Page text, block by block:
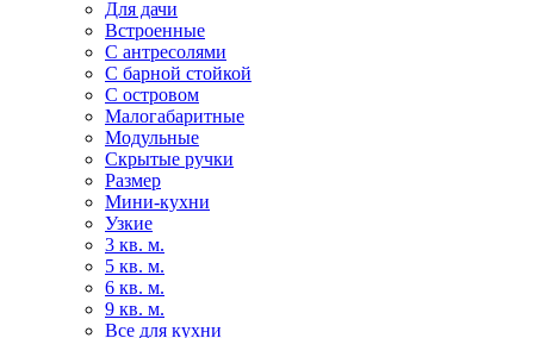
Для дачи
Встроенные
С антресолями
С барной стойкой
С островом
Малогабаритные
Модульные
Скрытые ручки
Размер
Мини-кухни
Узкие
3 кв. м.
5 кв. м.
6 кв. м.
9 кв. м.
Все для кухни